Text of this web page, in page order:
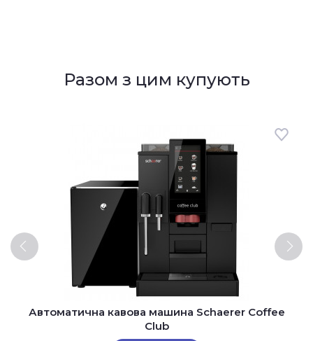
Разом з цим купують
Автоматична кавова машина Schaerer Coffee
Club